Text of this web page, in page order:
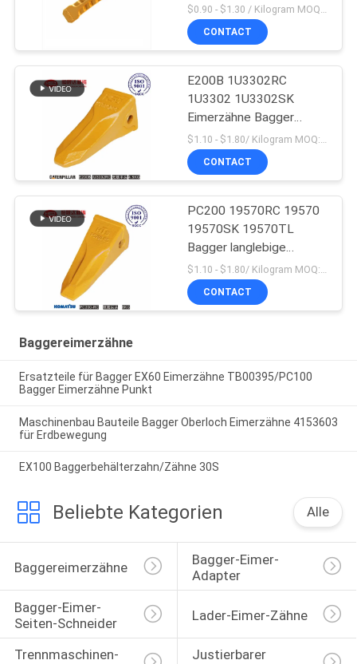
$0.90 - $1.30 / Kilogram MOQ:1000 Kilogramm/Kilogramm
CONTACT
E200B 1U3302RC
1U3302 1U3302SK
Eimerzähne Bagger
Massenproduktion
$1.10 - $1.80/ Kilogram MOQ:100 Kilogram/Kilograms
CONTACT
PC200 19570RC 19570
19570SK 19570TL
Bagger langlebige
Eimerzähne für Komatsu
CONTACT
Baggereimerzähne
Ersatzteile für Bagger EX60 Eimerzähne TB00395/PC100
Bagger Eimerzähne Punkt
Maschinenbau Bauteile Bagger Oberloch Eimerzähne 4153603
für Erdbewegung
EX100 Baggerbehälterzahn/Zähne 30S
Beliebte Kategorien Alle
Baggereimerzähne
Bagger-Eimer-
Adapter
Bagger-Eimer-
Seiten-Schneider
Lader-Eimer-Zähne
Trennmaschinen-
Justierbarer